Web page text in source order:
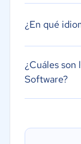
¿En qué
¿Cuáles son
Software?